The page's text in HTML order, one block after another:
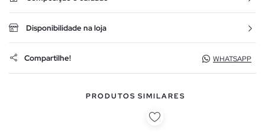
Disponibilidade na loja
Compartilhe! WHATSAPP
PRODUTOS SIMILARES